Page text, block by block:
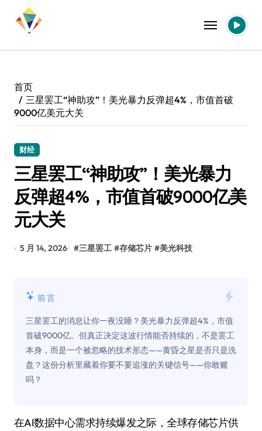
首页
三星罢工“神助攻”！美光暴力反弹超4%，市值首破
9000亿美元大关
财经
三星罢工“神助攻”！美光暴力
反弹超4%，市值首破9000亿美
元大关
5 月 14, 2026 #三星罢工 #存储芯片 #美光科技
前言
三星罢工的消息让你一夜没睡？美光暴力反弹超4%，市值
首破9000亿。但真正决定这波行情能否持续的，不是罢工
本身，而是一个被忽略的技术形态——黄昏之星是否只是洗
盘？这份分析里藏着你要不要追涨的关键信号——你敢赌
吗？
在AI数据中心需求持续爆发之际，全球存储芯片供